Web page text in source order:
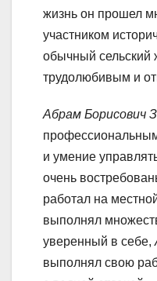
жизнь он прошел
участником
обычный сельский
трудолюбивым и
Абрам Борисович
и умение
очень
работал на
выполнял
уверенный в себе,
выполнял свою